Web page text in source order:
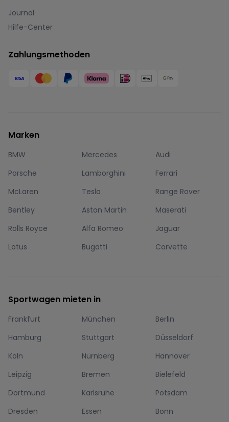
Journal
Hilfe-Center
Zahlungsmethoden
Marken
BMW Mercedes
Audi
Porsche
Lamborghini
Ferrari
McLaren
Tesla
Range Rover
Bentley
Aston Martin
Maserati
Rolls Royce
Alfa Romeo
Jaguar
Lotus
Bugatti Corvette
Sportwagen mieten in
Frankfurt München
Berlin
Hamburg
Stuttgart
Düsseldorf
Köln
Nürnberg
Hannover
Leipzig
Bremen
Bielefeld
Dortmund
Karlsruhe
Potsdam
Dresden
Essen Bonn